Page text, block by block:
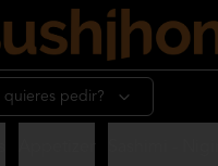
navegación
quieres pedir?